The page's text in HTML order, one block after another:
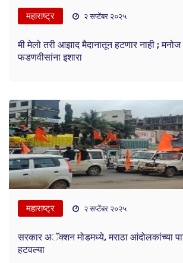
महाराष्ट्र २ सप्टेंबर २०२५
मी मेलो तरी आझाद मैदानातून हटणार नाही ;
फडणवीसांना इशारा
महाराष्ट्र २ सप्टेंबर २०२५
सरकार अॅक्शन मोडमध्ये, मराठा आंदोलकांच्या
हटवल्या